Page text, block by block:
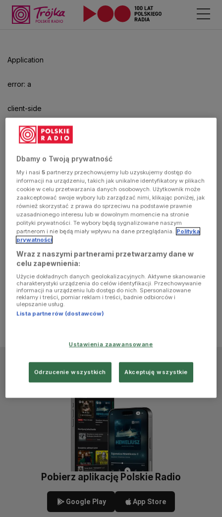
Application
error: a
client-side
exception
has
occurred
(see the
browser
console for
more
information)
aby
odtwarzać.
Pobierz aplikację Polskie Radio
Google Play App Store
Dbamy o Twoją prywatność
My i nasi5 partnerzy przechowujemy lub uzyskujemy dostęp do
informacji na urządzeniu, takich jak unikalne identyfikatory w plikach
cookie w celu przetwarzania danych osobowych. Użytkownik może
zaakceptować swoje wybory lub zarządzać nimi, klikając poniżej, jak
również skorzystać z prawa do sprzeciwu na podstawie prawnie
uzasadnionego interesu lub w dowolnym momencie na stronie
polityki prywatności. Te wybory będą sygnalizowane naszym
partnerom i nie będą miały wpływu na dane przeglądania. Polityka
prywatności
Wraz z naszymi partnerami przetwarzamy dane w
celu zapewnienia:
Użycie dokładnych danych geolokalizacyjnych. Aktywne skanowanie
charakterystyki urządzenia do celów identyfikacji. Przechowywanie
informacji na urządzeniu lub dostęp do nich. Spersonalizowane
reklamy i treści, pomiar reklam i treści, badnie odbiorców i
ulepszanie usług.
Lista partnerów (dostawców)
Ustawienia zaawansowane
Odrzucenie wszystkich Akceptuję wszystkie